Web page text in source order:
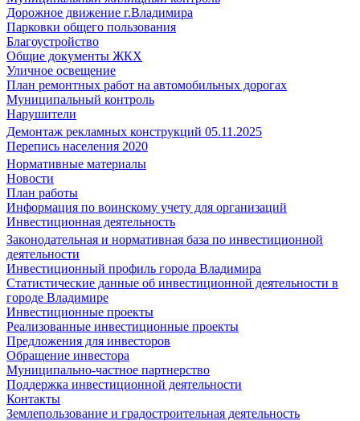
Дорожное движение г.Владимира
Парковки общего пользования
Благоустройство
Общие документы ЖКХ
Уличное освещение
План ремонтных работ на автомобильных дорогах
Муниципальный контроль
Нарушители
Демонтаж рекламных конструкций 05.11.2025
Перепись населения 2020
Нормативные материалы
Новости
План работы
Информация по воинскому учету для организаций
Инвестиционная деятельность
Законодательная и нормативная база по инвестиционной
деятельности
Инвестиционный профиль города Владимира
Статистические данные об инвестиционной деятельности в
городе Владимире
Инвестиционные проекты
Реализованные инвестиционные проекты
Предложения для инвесторов
Обращение инвестора
Муниципально-частное партнерство
Поддержка инвестиционной деятельности
Контакты
Землепользование и градостроительная деятельность